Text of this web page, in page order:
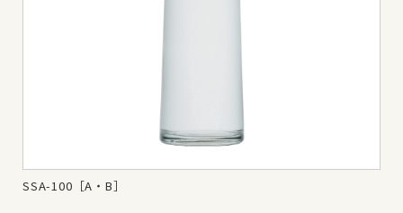
SSA-100［A・B］